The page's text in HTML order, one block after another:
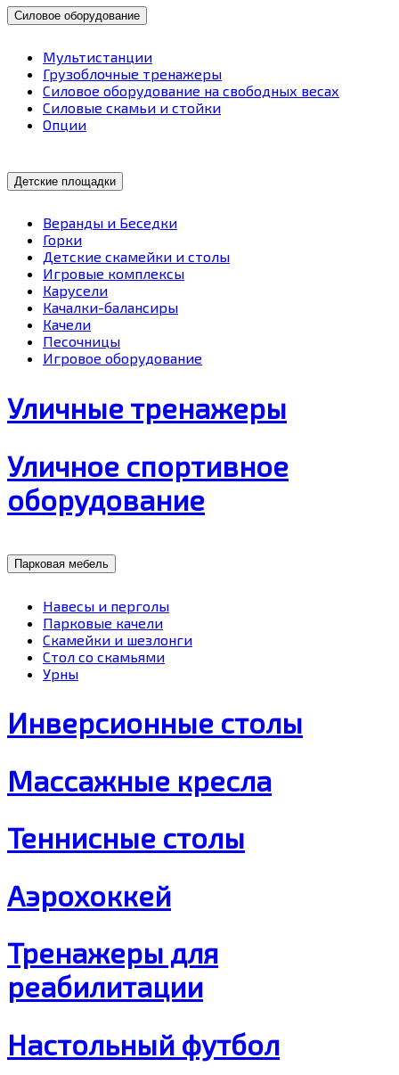
Силовое оборудование
Мультистанции
Грузоблочные тренажеры
Силовое оборудование на свободных весах
Силовые скамьи и стойки
Опции
Детские площадки
Веранды и Беседки
Горки
Детские скамейки и столы
Игровые комплексы
Карусели
Качалки-балансиры
Качели
Песочницы
Игровое оборудование
Уличные тренажеры
Уличное спортивное
оборудование
Парковая мебель
Навесы и перголы
Парковые качели
Скамейки и шезлонги
Стол со скамьями
Урны
Инверсионные столы
Массажные кресла
Теннисные столы
Аэрохоккей
Тренажеры для
реабилитации
Настольный футбол